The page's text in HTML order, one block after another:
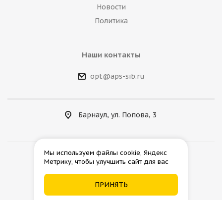
Новости
Политика
Наши контакты
opt@aps-sib.ru
Барнаул, ул. Попова, 3
2026 © АгроПромСнаб
Мы используем файлы cookie, Яндекс
Метрику, чтобы улучшить сайт для вас
ПРИНЯТЬ